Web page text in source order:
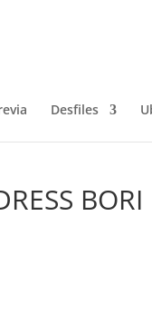
Desfiles
BORI